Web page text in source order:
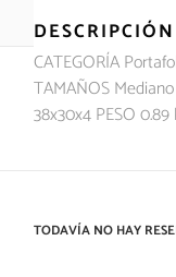
DESCRIPCIÓN
CATEGORÍA
TAMAÑOS
38x30x4 PESO
TODAVÍA NO HAY